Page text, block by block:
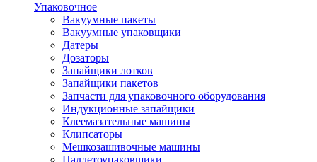
Упаковочное
Вакуумные пакеты
Вакуумные упаковщики
Датеры
Дозаторы
Запайщики лотков
Запайщики пакетов
Запчасти для упаковочного оборудования
Индукционные запайщики
Клеемазательные машины
Клипсаторы
Мешкозашивочные машины
Паллетоупаковщики